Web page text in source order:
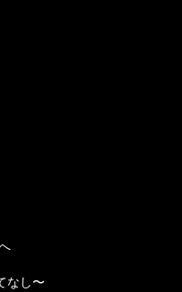
なし〜